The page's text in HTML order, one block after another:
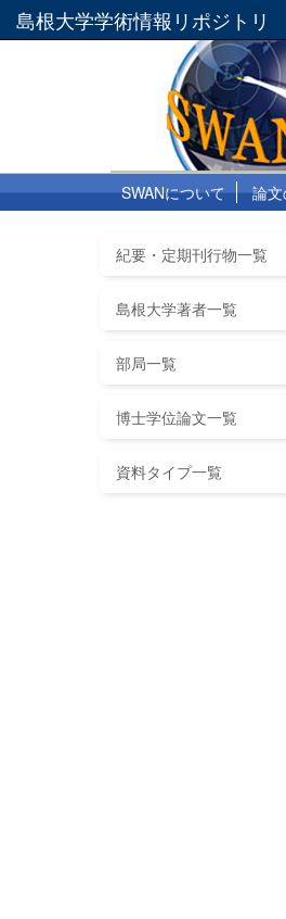
島根大学学術情報リポジトリ
SWANについて 論
紀要・定期刊行物一覧
島根大学著者一覧
部局一覧
博士学位論文一覧
資料タイプ一覧